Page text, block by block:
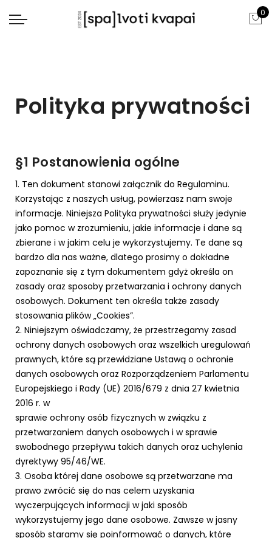
0
Polityka prywatności
§1 Postanowienia ogólne
1. Ten dokument stanowi załącznik do Regulaminu.
Korzystając z naszych usług, powierzasz nam swoje
informacje. Niniejsza Polityka prywatności służy jedynie
jako pomoc w zrozumieniu, jakie informacje i dane są
zbierane i w jakim celu je wykorzystujemy. Te dane są
bardzo dla nas ważne, dlatego prosimy o dokładne
zapoznanie się z tym dokumentem gdyż określa on
zasady oraz sposoby przetwarzania i ochrony danych
osobowych. Dokument ten określa także zasady
stosowania plików „Cookies”.
2. Niniejszym oświadczamy, że przestrzegamy zasad
ochrony danych osobowych oraz wszelkich uregulowań
prawnych, które są przewidziane Ustawą o ochronie
danych osobowych oraz Rozporządzeniem Parlamentu
Europejskiego i Rady (UE) 2016/679 z dnia 27 kwietnia
2016 r. w
sprawie ochrony osób fizycznych w związku z
przetwarzaniem danych osobowych i w sprawie
swobodnego przepływu takich danych oraz uchylenia
dyrektywy 95/46/WE.
3. Osoba której dane osobowe są przetwarzane ma
prawo zwrócić się do nas celem uzyskania
wyczerpujących informacji w jaki sposób
wykorzystujemy jego dane osobowe. Zawsze w jasny
sposób staramy się poinformować o danych, które